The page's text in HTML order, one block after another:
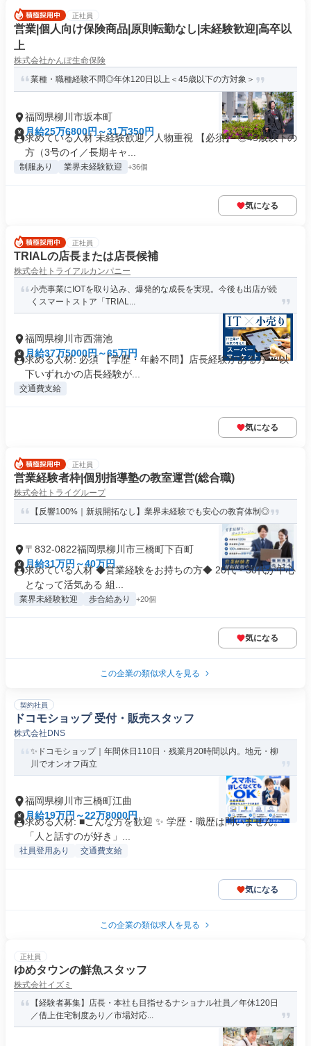
正社員
営業|個人向け保険商品|原則転勤なし|未経験歓迎|高卒以
上
株式会社かんぽ生命保険
業種・職種経験不問◎年休120日以上＜45歳以下の方対象＞
福岡県柳川市坂本町
月給25万6800円～31万350円
求めている人材 未経験歓迎／人物重視 【必須】 ◎45歳以下の
方（3号のイ／長期キャ...
制服あり 業界未経験歓迎 +36個
気になる
正社員
TRIALの店長または店長候補
株式会社トライアルカンパニー
小売事業にIOTを取り込み、爆発的な成長を実現。今後も出店が続
くスマートストア「TRIAL...
福岡県柳川市西蒲池
月給37万5000円～65万円
求める人材: 必須 【学歴・年齢不問】店長経験がある方 ～以
下いずれかの店長経験が...
交通費支給
気になる
正社員
営業経験者枠|個別指導塾の教室運営(総合職)
株式会社トライグループ
【反響100%｜新規開拓なし】業界未経験でも安心の教育体制◎
〒832-0822福岡県柳川市三橋町下百町
月給31万円～40万円
求めている人材 ◆営業経験をお持ちの方◆ 20代・30代が中心
となって活気ある 組...
業界未経験歓迎 歩合給あり +20個
気になる
この企業の類似求人を見る
契約社員
ドコモショップ 受付・販売スタッフ
株式会社DNS
✨ドコモショップ｜年間休日110日・残業月20時間以内。地元・柳
川でオンオフ両立
福岡県柳川市三橋町江曲
月給19万円～22万8000円
求める人材: ■こんな方を歓迎 ✨ 学歴・職歴は問いません。
「人と話すのが好き」...
社員登用あり 交通費支給
気になる
この企業の類似求人を見る
正社員
ゆめタウンの鮮魚スタッフ
株式会社イズミ
【経験者募集】店長・本社も目指せるナショナル社員／年休120日
／借上住宅制度あり／市場対応...